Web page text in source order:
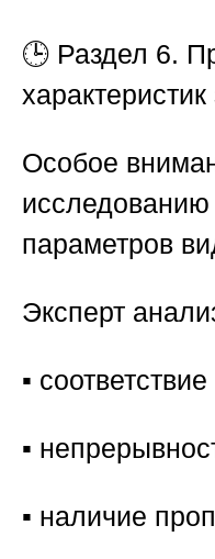
🕒 Раздел 6.
Особое
параметров
Эксперт
▪️
▪️
▪️ наличие